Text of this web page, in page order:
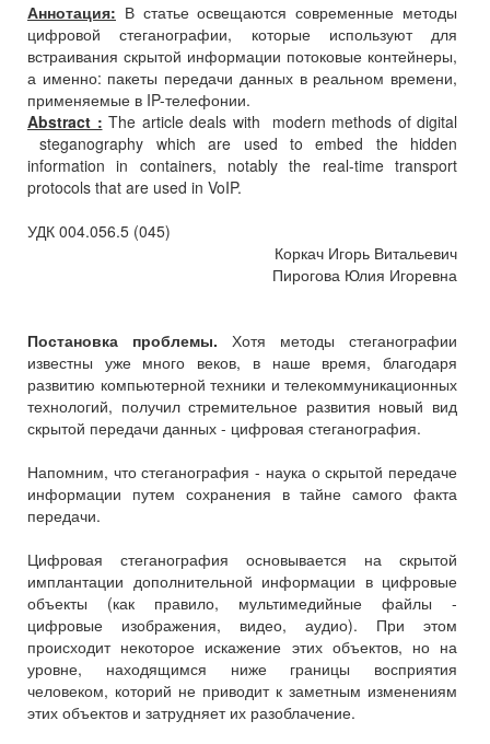
Аннотация: В статье освещаются современные методы
цифровой стеганографии, которые используют для
встраивания скрытой информации потоковые контейнеры,
а именно: пакеты передачи данных в реальном времени,
применяемые в IP-телефонии.
Abstract : The article deals with modern methods of digital
steganography which are used to embed the hidden
information in containers, notably the real-time transport
protocols that are used in VoIP.
УДК 004.056.5 (045)
Коркач Игорь Витальевич
Пирогова Юлия Игоревна
Постановка проблемы. Хотя методы стеганографии
известны уже много веков, в наше время, благодаря
развитию компьютерной техники и телекоммуникационных
технологий, получил стремительное развития новый вид
скрытой передачи данных - цифровая стеганография.
Напомним, что стеганография - наука о скрытой передаче
информации путем сохранения в тайне самого факта
передачи.
Цифровая стеганография основывается на скрытой
имплантации дополнительной информации в цифровые
объекты (как правило, мультимедийные файлы -
цифровые изображения, видео, аудио). При этом
происходит некоторое искажение этих объектов, но на
уровне, находящимся ниже границы восприятия
человеком, которий не приводит к заметным изменениям
этих объектов и затрудняет их разоблачение.